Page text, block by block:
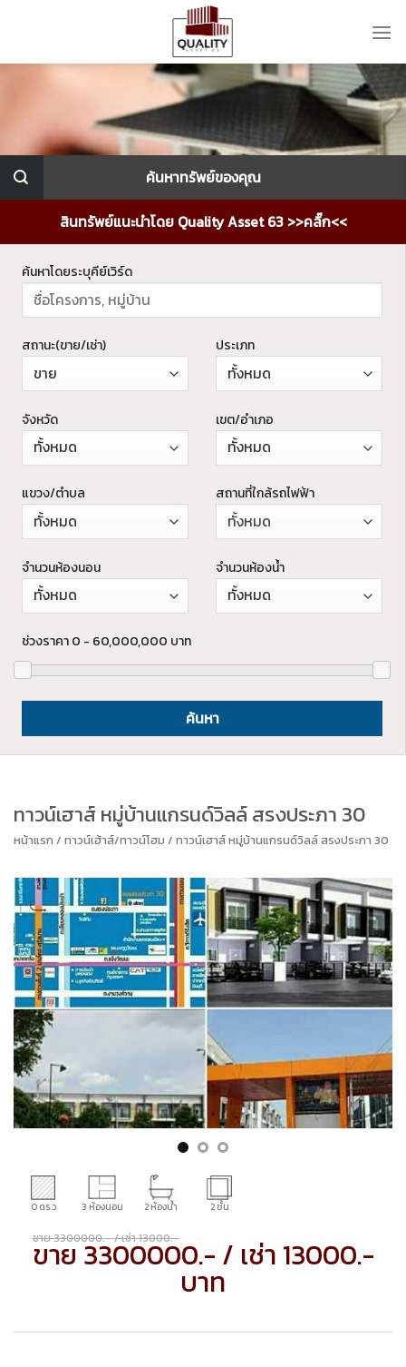
ค้นหาทรัพย์ของคุณ
สินทรัพย์แนะนำโดย Quality Asset 63 >>คลิ๊ก<<
ค้นหาโดยระบุคีย์เวิร์ด
สถานะ(ขาย/เช่า) ประเภท
จังหวัด เขต/อำเภอ
แขวง/ตำบล สถานที่ใกล้รถไฟฟ้า
ทั้งหมด
จำนวนห้องนอน จำนวนห้องน้ำ
ช่วงราคา0 - 60,000,000 บาท
ค้นหา
ทาวน์เฮาส์ หมู่บ้านแกรนด์วิลล์ สรงประภา 30
หน้าแรก / ทาวน์เฮ้าส์/ทาวน์โฮม / ทาวน์เฮาส์ หมู่บ้านแกรนด์วิลล์ สรงประภา 30
0 ตร.ว 3 ห้องนอน 2 ห้องน้ำ 2 ชั้น
ขาย 3300000.- / เช่า 13000.-
ขาย 3300000.- / เช่า 13000.-
บาท